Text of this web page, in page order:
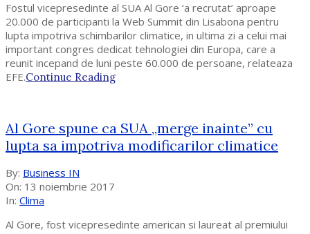
Fostul vicepresedinte al SUA Al Gore ‘a recrutat’ aproape
20.000 de participanti la Web Summit din Lisabona pentru
lupta impotriva schimbarilor climatice, in ultima zi a celui mai
important congres dedicat tehnologiei din Europa, care a
reunit incepand de luni peste 60.000 de persoane, relateaza
EFE.Continue Reading
Al Gore spune ca SUA „merge inainte” cu
lupta sa impotriva modificarilor climatice
2017-
11-
13
By: Business IN
On: 13 noiembrie 2017
In: Clima
Al Gore, fost vicepresedinte american si laureat al premiului